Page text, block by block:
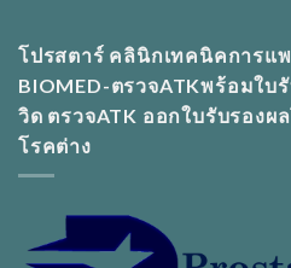
โปรสตาร์ คลินิกเทคนิคการแพ
BIOMED-ตรวจATKพร้อมใบ
วิด ตรวจATK ออกใบรับรองผ
โรคต่าง